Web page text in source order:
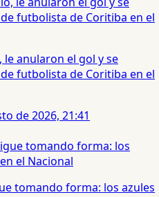
le anularon el gol y se
futbolista de Coritiba en el
de 2026, 21:41
tomando forma: los azules